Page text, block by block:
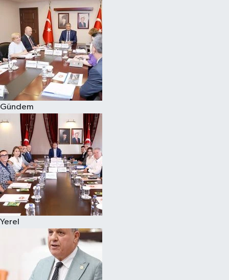
Gündem
Yerel
Magazin
Özel
Resmi İlanlar
Sağlık
Siyaset
Spor
Yaşam
Yerel Yönetimler
Yurttan